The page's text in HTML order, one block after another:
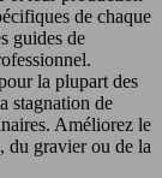
de chaque
guides de
la plupart des
stagnation de
Améliorez le
du gravier ou de la